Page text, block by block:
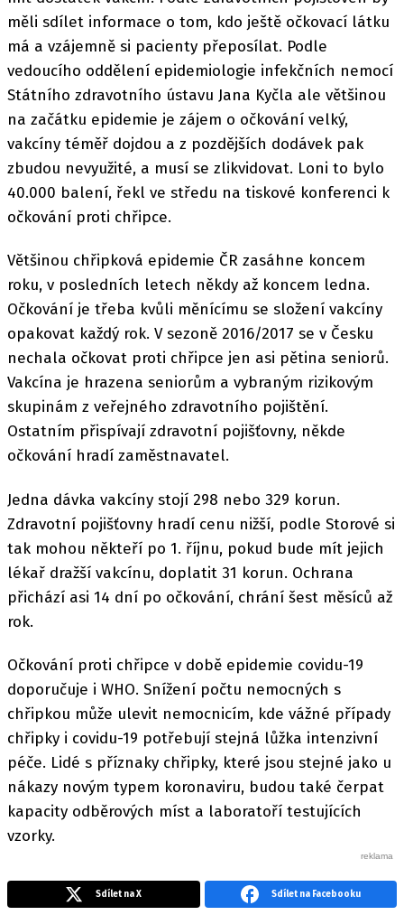
měli sdílet informace o tom, kdo ještě očkovací látku
má a vzájemně si pacienty přeposílat. Podle
vedoucího oddělení epidemiologie infekčních nemocí
Státního zdravotního ústavu Jana Kyčla ale většinou
na začátku epidemie je zájem o očkování velký,
vakcíny téměř dojdou a z pozdějších dodávek pak
zbudou nevyužité, a musí se zlikvidovat. Loni to bylo
40.000 balení, řekl ve středu na tiskové konferenci k
očkování proti chřipce.
Většinou chřipková epidemie ČR zasáhne koncem
roku, v posledních letech někdy až koncem ledna.
Očkování je třeba kvůli měnícímu se složení vakcíny
opakovat každý rok. V sezoně 2016/2017 se v Česku
nechala očkovat proti chřipce jen asi pětina seniorů.
Vakcína je hrazena seniorům a vybraným rizikovým
skupinám z veřejného zdravotního pojištění.
Ostatním přispívají zdravotní pojišťovny, někde
očkování hradí zaměstnavatel.
Jedna dávka vakcíny stojí 298 nebo 329 korun.
Zdravotní pojišťovny hradí cenu nižší, podle Storové si
tak mohou někteří po 1. říjnu, pokud bude mít jejich
lékař dražší vakcínu, doplatit 31 korun. Ochrana
přichází asi 14 dní po očkování, chrání šest měsíců až
rok.
Očkování proti chřipce v době epidemie covidu-19
doporučuje i WHO. Snížení počtu nemocných s
chřipkou může ulevit nemocnicím, kde vážné případy
chřipky i covidu-19 potřebují stejná lůžka intenzivní
péče. Lidé s příznaky chřipky, které jsou stejné jako u
nákazy novým typem koronaviru, budou také čerpat
kapacity odběrových míst a laboratoří testujících
vzorky.
Sdílet na X Sdílet na Facebooku